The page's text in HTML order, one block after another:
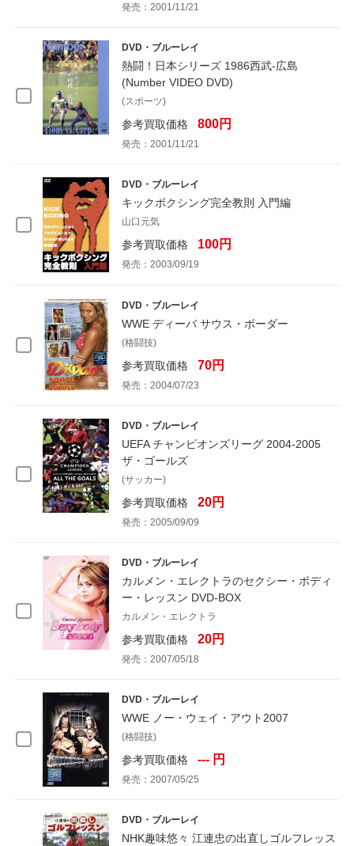
発売：2001/11/21
DVD・ブルーレイ
熱闘！日本シリーズ 1986西武-広島
(Number VIDEO DVD)
(スポーツ)
参考買取価格 800円
発売：2001/11/21
DVD・ブルーレイ
キックボクシング完全教則 入門編
山口元気
参考買取価格 100円
発売：2003/09/19
DVD・ブルーレイ
WWE ディーバ サウス・ボーダー
(格闘技)
参考買取価格 70円
発売：2004/07/23
DVD・ブルーレイ
UEFA チャンピオンズリーグ 2004-2005
ザ・ゴールズ
(サッカー)
参考買取価格 20円
発売：2005/09/09
DVD・ブルーレイ
カルメン・エレクトラのセクシー・ボディ
ー・レッスン DVD-BOX
カルメン・エレクトラ
参考買取価格 20円
発売：2007/05/18
DVD・ブルーレイ
WWE ノー・ウェイ・アウト2007
(格闘技)
参考買取価格 --- 円
発売：2007/05/25
DVD・ブルーレイ
NHK趣味悠々 江連忠の出直しゴルフレッス